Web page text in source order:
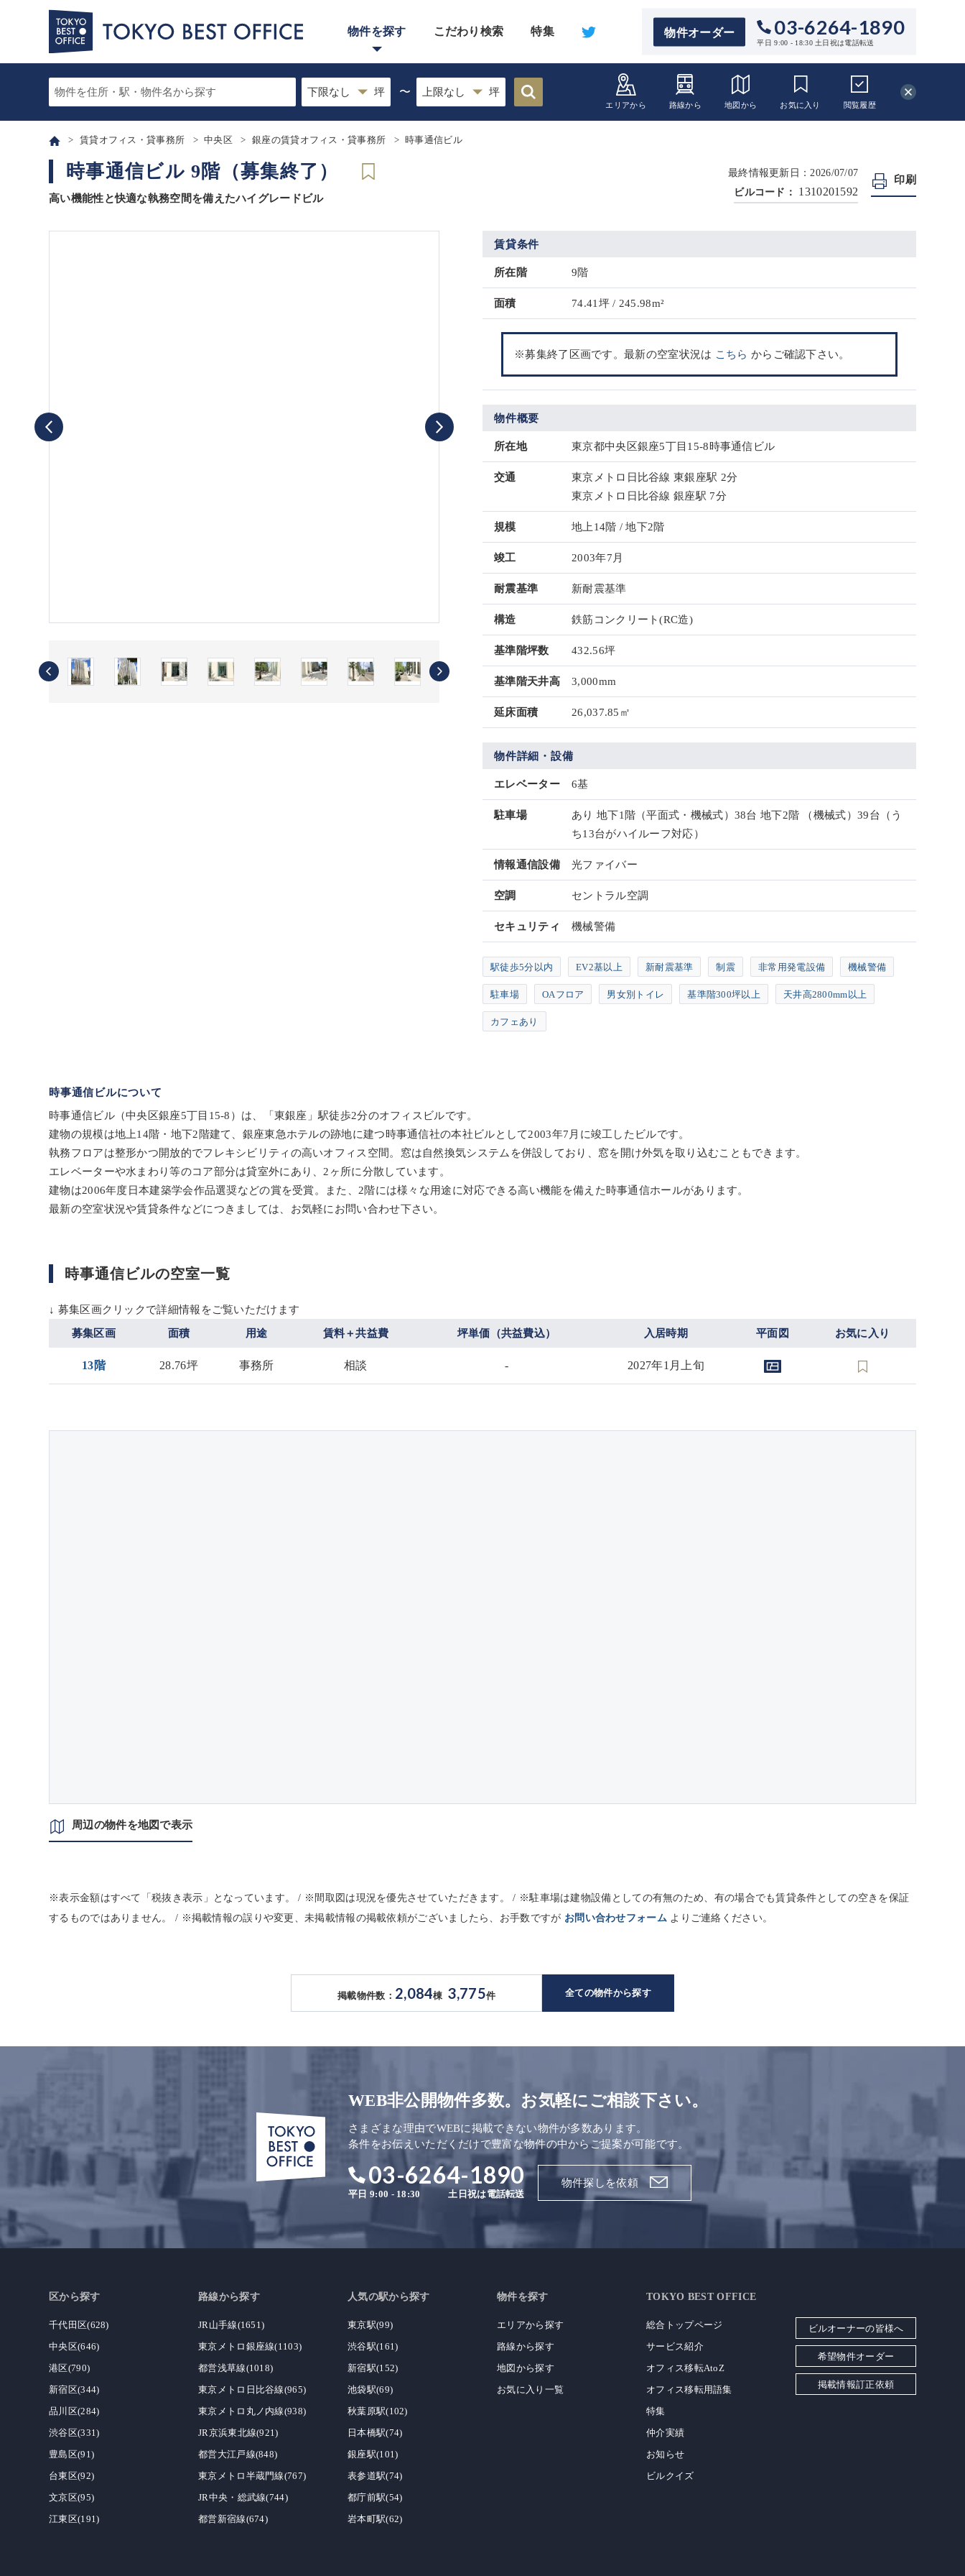
物件オーダー 03-6264-1890
平日 9:00 - 18:30 土日祝は電話転送
物件を探す こだわり検索 特集
エリアから 路線から 地図から お気に入り 閲覧履歴
〜
賃貸オフィス・貸事務所 中央区 銀座の賃貸オフィス・貸事務所 時事通信ビル
時事通信ビル 9階（募集終了）
高い機能性と快適な執務空間を備えたハイグレードビル
最終情報更新日：2026/07/07
ビルコード：
1310201592
印刷
賃貸条件
所在階 9階
面積 74.41坪 / 245.98m²
※募集終了区画です。最新の空室状況は こちら からご確認下さい。
物件概要
所在地 東京都中央区銀座5丁目15-8時事通信ビル
交通
東京メトロ日比谷線 東銀座駅 2分
東京メトロ日比谷線 銀座駅 7分
規模 地上14階 / 地下2階
竣工 2003年7月
耐震基準 新耐震基準
構造 鉄筋コンクリート(RC造)
基準階坪数 432.56坪
基準階天井高 3,000mm
延床面積 26,037.85㎡
物件詳細・設備
エレベーター 6基
駐車場
あり 地下1階（平面式・機械式）38台 地下2階 （機械式）39台（う
ち13台がハイルーフ対応）
情報通信設備 光ファイバー
空調 セントラル空調
セキュリティ 機械警備
駅徒歩5分以内 EV2基以上 新耐震基準 制震 非常用発電設備 機械警備
駐車場 OAフロア 男女別トイレ 基準階300坪以上 天井高2800mm以上
カフェあり
時事通信ビルについて
時事通信ビル（中央区銀座5丁目15-8）は、「東銀座」駅徒歩2分のオフィスビルです。
建物の規模は地上14階・地下2階建て、銀座東急ホテルの跡地に建つ時事通信社の本社ビルとして2003年7月に竣工したビルです。
執務フロアは整形かつ開放的でフレキシビリティの高いオフィス空間。窓は自然換気システムを併設しており、窓を開け外気を取り込むこともできます。
エレベーターや水まわり等のコア部分は貸室外にあり、2ヶ所に分散しています。
建物は2006年度日本建築学会作品選奨などの賞を受賞。また、2階には様々な用途に対応できる高い機能を備えた時事通信ホールがあります。
最新の空室状況や賃貸条件などにつきましては、お気軽にお問い合わせ下さい。
時事通信ビルの空室一覧
↓ 募集区画クリックで詳細情報をご覧いただけます
募集区画 面積 用途 賃料＋共益費 坪単価（共益費込） 入居時期 平面図 お気に入り
13階 28.76坪 事務所 相談 - 2027年1月上旬
周辺の物件を地図で表示
※表示金額はすべて「税抜き表示」となっています。 / ※間取図は現況を優先させていただきます。 / ※駐車場は建物設備としての有無のため、有の場合でも賃貸条件としての空きを保証
するものではありません。 / ※掲載情報の誤りや変更、未掲載情報の掲載依頼がございましたら、お手数ですが お問い合わせフォーム よりご連絡ください。
掲載物件数： 2,084棟 3,775件 全ての物件から探す
WEB非公開物件多数。お気軽にご相談下さい。
さまざまな理由でWEBに掲載できない物件が多数あります。
条件をお伝えいただくだけで豊富な物件の中からご提案が可能です。
03-6264-1890
平日 9:00 - 18:30 土日祝は電話転送
物件探しを依頼
区から探す
千代田区(628)
中央区(646)
港区(790)
新宿区(344)
品川区(284)
渋谷区(331)
豊島区(91)
台東区(92)
文京区(95)
江東区(191)
路線から探す
JR山手線(1651)
東京メトロ銀座線(1103)
都営浅草線(1018)
東京メトロ日比谷線(965)
東京メトロ丸ノ内線(938)
JR京浜東北線(921)
都営大江戸線(848)
東京メトロ半蔵門線(767)
JR中央・総武線(744)
都営新宿線(674)
人気の駅から探す
東京駅(99)
渋谷駅(161)
新宿駅(152)
池袋駅(69)
秋葉原駅(102)
日本橋駅(74)
銀座駅(101)
表参道駅(74)
都庁前駅(54)
岩本町駅(62)
物件を探す
エリアから探す
路線から探す
地図から探す
お気に入り一覧
TOKYO BEST OFFICE
総合トップページ
サービス紹介
オフィス移転AtoZ
オフィス移転用語集
特集
仲介実績
お知らせ
ビルクイズ
ビルオーナーの皆様へ
希望物件オーダー
掲載情報訂正依頼